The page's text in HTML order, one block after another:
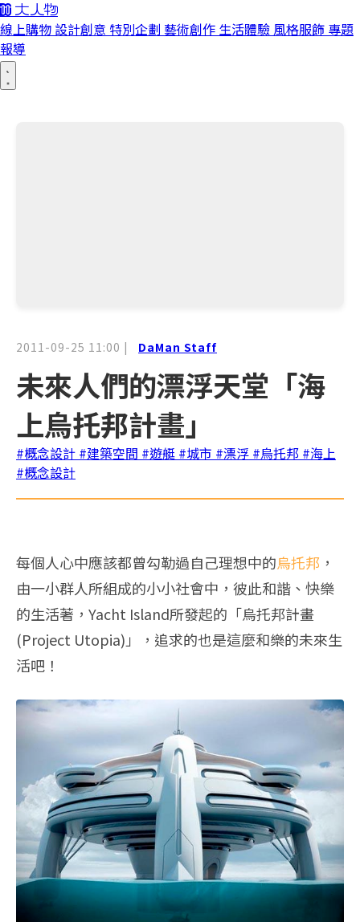
線上購物 設計創意 特別企劃 藝術創作 生活體驗 風格服飾 專題
報導
2011-09-25 11:00 | DaMan Staff
未來人們的漂浮天堂「海
上烏托邦計畫」
#概念設計 #建築空間 #遊艇 #城市 #漂浮 #烏托邦 #海上
#概念設計
每個人心中應該都曾勾勒過自己理想中的烏托邦 ，
由一小群人所組成的小小社會中，彼此和諧、快樂
的生活著，Yacht Island所發起的「烏托邦計畫
(Project Utopia)」，追求的也是這麼和樂的未來生
活吧！